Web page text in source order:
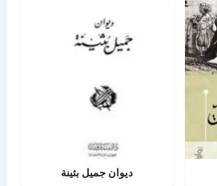
ديوان جميل بثينة